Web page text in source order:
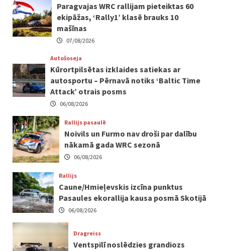
Paragvajas WRC rallijam pieteiktas 60
ekipāžas, ‘Rally1’ klasē brauks 10
mašīnas
07/08/2026
Autošoseja
Kūrortpilsētas izklaides satiekas ar
autosportu – Pērnavā notiks ‘Baltic Time
Attack’ otrais posms
06/08/2026
Rallijs pasaulē
Noivils un Furmo nav droši par dalību
nākamā gada WRC sezonā
06/08/2026
Rallijs
Caune/Hmieļevskis izcīna punktus
Pasaules ekorallija kausa posmā Skotijā
06/08/2026
Dragreiss
Ventspilī noslēdzies grandiozs